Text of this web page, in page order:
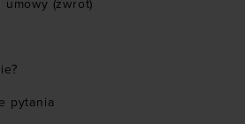
umowy (zwrot)
pytania